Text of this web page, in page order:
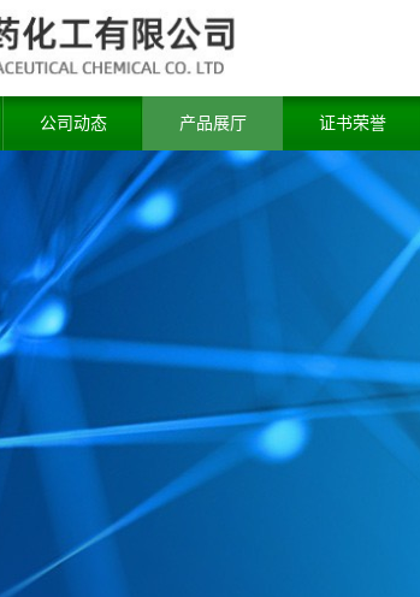
公司动态 产品展厅 证书荣誉